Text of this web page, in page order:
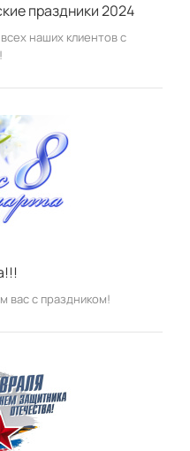
праздники 2024
наших клиентов с
вас с праздником!